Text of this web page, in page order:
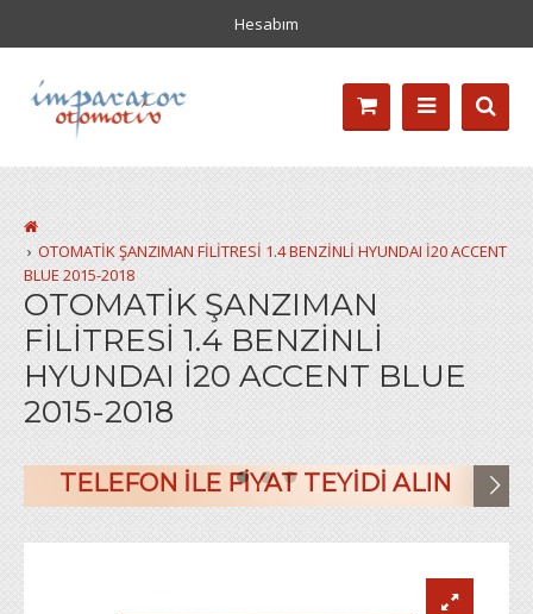
Hesabım
OTOMATİK ŞANZIMAN FİLİTRESİ 1.4 BENZİNLİ HYUNDAI İ20 ACCENT
BLUE 2015-2018
OTOMATİK ŞANZIMAN
FİLİTRESİ 1.4 BENZİNLİ
HYUNDAI İ20 ACCENT BLUE
2015-2018
TELEFON ILE FIYAT TEYIDI ALIN